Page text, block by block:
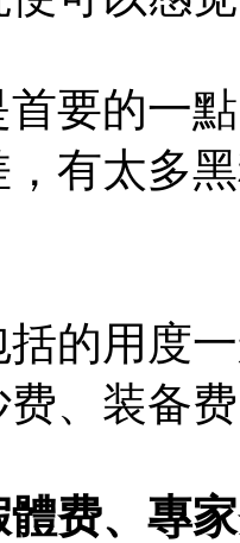
首要的一
有太多
括的用度
费、装备
體费、專